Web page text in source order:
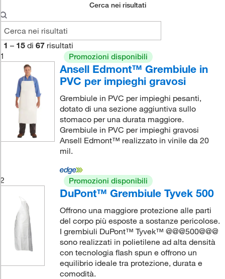
Cerca nei risultati
1 – 15 di 67 risultati
1
Promozioni disponibili
Ansell Edmont™ Grembiule in
PVC per impieghi gravosi
Grembiule in PVC per impieghi pesanti,
dotato di una sezione aggiuntiva sullo
stomaco per una durata maggiore.
Grembiule in PVC per impieghi gravosi
Ansell Edmont™ realizzato in vinile da 20
mil.
2 Promozioni disponibili
DuPont™ Grembiule Tyvek 500
Offrono una maggiore protezione alle parti
del corpo più esposte a sostanze pericolose.
I grembiuli DuPont™ Tyvek™ @@@500@@@
sono realizzati in polietilene ad alta densità
con tecnologia flash spun e offrono un
equilibrio ideale tra protezione, durata e
comodità.